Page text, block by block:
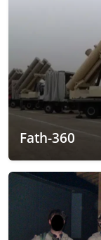
Fath-360